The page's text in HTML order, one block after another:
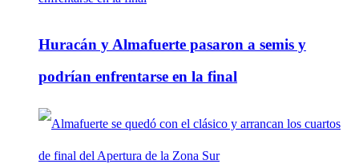
Huracán y Almafuerte pasaron a semis y
podrían enfrentarse en la final